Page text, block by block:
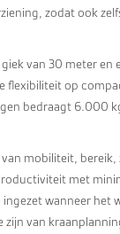
zodat ook
van 30 meter
flexibiliteit op
bedraagt 6.000
mobiliteit,
met
wanneer het
zijn van